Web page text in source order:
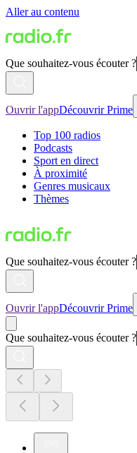
Aller au contenu
Que souhaitez-vous écouter ?
Ouvrir l'appDécouvrir Prime
Top 100 radios
Podcasts
Sport en direct
À proximité
Genres musicaux
Thèmes
Que souhaitez-vous écouter ?
Ouvrir l'appDécouvrir Prime
Que souhaitez-vous écouter ?